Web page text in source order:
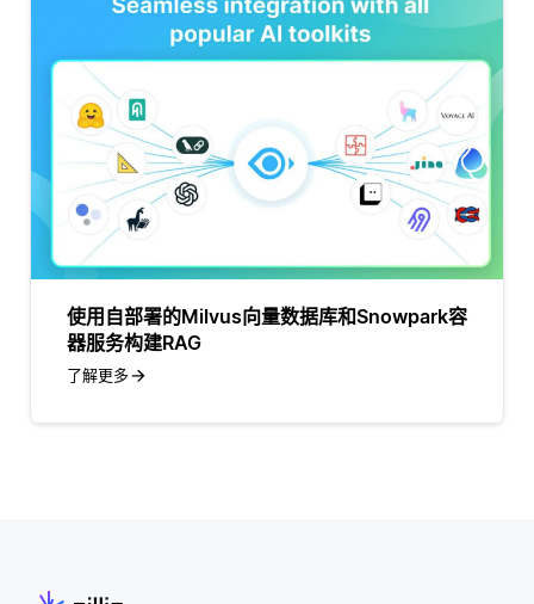
使用自部署的Milvus向量数据库和Snowpark容
器服务构建RAG
了解更多